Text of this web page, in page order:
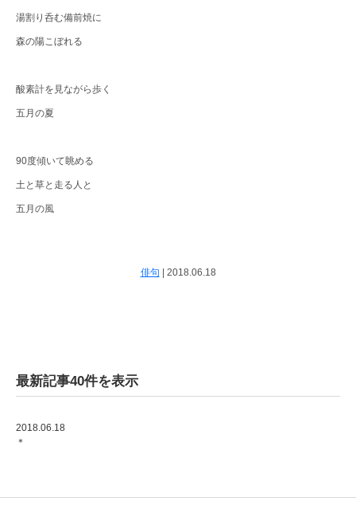
湯割り呑む備前焼に
森の陽こぼれる
酸素計を見ながら歩く
五月の夏
90度傾いて眺める
土と草と走る人と
五月の風
俳句 | 2018.06.18
最新記事40件を表示
2018.06.18
＊